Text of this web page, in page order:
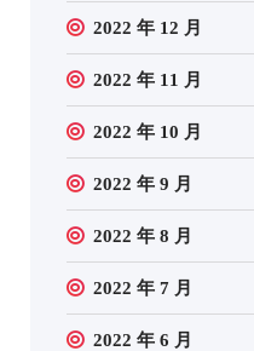
2022 年 12 月
2022 年 11 月
2022 年 10 月
2022 年 9 月
2022 年 8 月
2022 年 7 月
2022 年 6 月